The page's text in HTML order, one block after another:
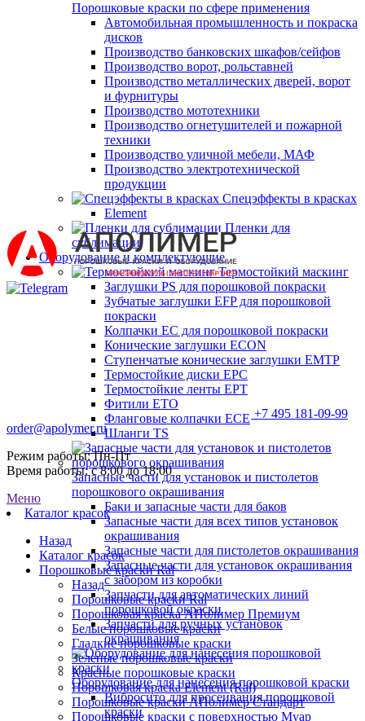
Порошковые краски по сфере применения
Автомобильная промышленность и покраска
дисков
Производство банковских шкафов/сейфов
Производство ворот, рольставней
Производство металлических дверей, ворот
и фурнитуры
Производство мототехники
Производство огнетушителей и пожарной
техники
Производство уличной мебели, МАФ
Производство электротехнической
продукции
Спецэффекты в красках
Element
Пленки для
сублимации
Оборудование и комплектующие
Термостойкий маскинг
Заглушки PS для порошковой покраски
Зубчатые заглушки EFP для порошковой
покраски
Колпачки ЕС для порошковой покраски
Конические заглушки ECON
Ступенчатые конические заглушки EMTP
Термостойкие диски EPC
Термостойкие ленты EPT
Фитили ETO
Фланговые колпачки ECE
Шланги TS
Запасные части для установок и пистолетов
порошкового окрашивания
Баки и запасные части для баков
Запасные части для всех типов установок
окрашивания
Запасные части для пистолетов окрашивания
Запасные части для установок окрашивания
с забором из коробки
Запчасти для автоматических линий
порошковой окраски
Запчасти для ручных установок
окрашивания
Оборудование для нанесения порошковой краски
Вибросито для просеивания порошковой
краски
+7 495 181-09-99
order@apolymer.ru
Режим работы: Пн-Пт
Время работы: с 8:00 до 18:00
Меню
Каталог красок
Назад
Каталог красок
Порошковые краски Ral
Назад
Порошковые краски Ral
Порошковая краска АПолимер Премиум
Белые порошковые краски
Гладкие порошковые краски
Зеленые порошковые краски
Красные порошковые краски
Порошковая краска Element (Ral)
Порошковые краски АПолимер Стандарт
Порошковые краски с поверхностью Муар